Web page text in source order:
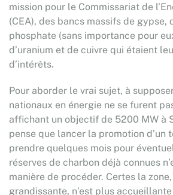
mission pour le Commissariat de
(CEA), des bancs massifs de gypse,
phosphate (sans importance pour
d’uranium et de cuivre qui étaient
d’intérêts.
Pour aborder le vrai sujet, à
nationaux en énergie ne se furent
affichant un objectif de 5200 MW à
pense que lancer la promotion d’un
prendre quelques mois pour
réserves de charbon déjà connues
manière de procéder. Certes la
grandissante, n’est plus